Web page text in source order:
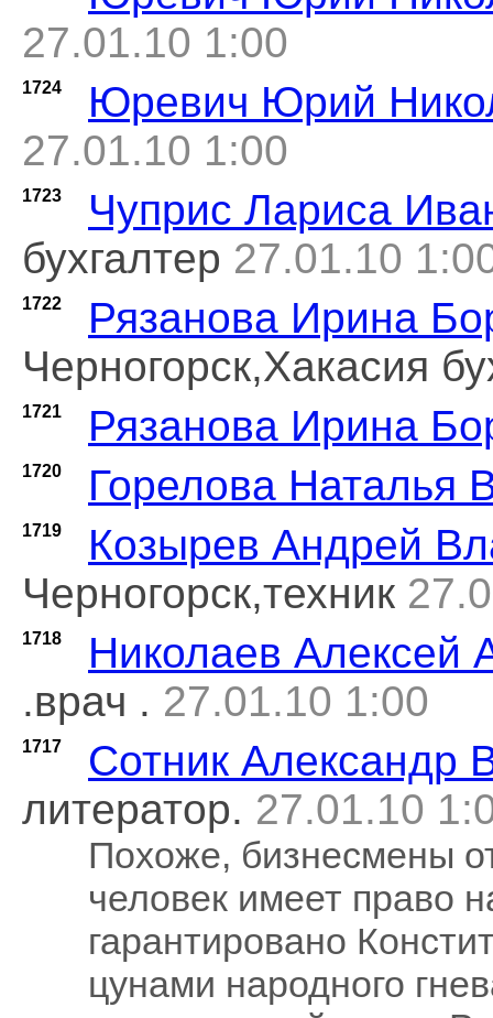
27.01.10 1:00
1724
Юревич Юрий
27.01.10 1:00
1723
Чуприс Лариса
бухгалтер 27.01.10
1722
Рязанова Ирина
Черногорск,Хакасия
1721 Рязанова Ирина
1720 Горелова Наталья
1719
Козырев Андрей
Черногорск,техник
1718
Николаев Алексей
.врач . 27.01.10 1:00
1717
Сотник Александр
литератор. 27.01.10
Похоже, бизнесмены
человек имеет право
гарантировано
цунами народного